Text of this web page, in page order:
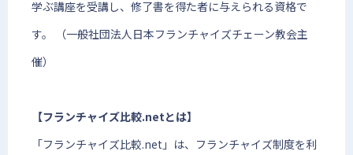
学ぶ講座を受講し、修了書を得た者に与えられる資格で
す。 （一般社団法人日本フランチャイズチェーン教会主
催）
【フランチャイズ比較.netとは】
「フランチャイズ比較.net」は、フランチャイズ制度を利